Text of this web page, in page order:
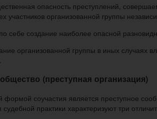
опасность преступлений,
участников ор­ганизованной группы
себе соз­дание наиболее опасной
организованной группы в иных случаях
(преступная организация)
формой соучастия является преступное
практики характеризуют три